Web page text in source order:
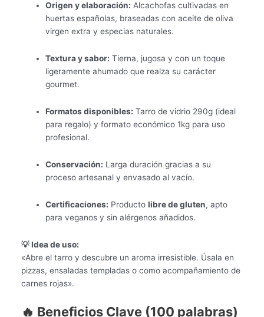
Origen y elaboración: Alcachofas cultivadas en
huertas españolas, braseadas con aceite de oliva
virgen extra y especias naturales.
Textura y sabor: Tierna, jugosa y con un toque
ligeramente ahumado que realza su carácter
gourmet.
Formatos disponibles: Tarro de vidrio 290g (ideal
para regalo) y formato económico 1kg para uso
profesional.
Conservación: Larga duración gracias a su
proceso artesanal y envasado al vacío.
Certificaciones: Producto libre de gluten, apto
para veganos y sin alérgenos añadidos.
💡 Idea de uso:
«Abre el tarro y descubre un aroma irresistible. Úsala en
pizzas, ensaladas templadas o como acompañamiento de
carnes rojas».
🔥 Beneficios Clave (100 palabras)